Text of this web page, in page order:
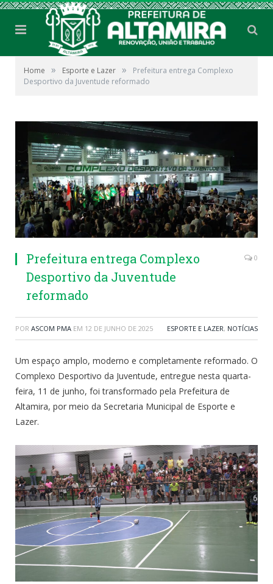
Home » Esporte e Lazer »
Prefeitura entrega Complexo
Desportivo da Juventude reformado
Prefeitura entrega Complexo
Desportivo da Juventude
reformado
0
POR ASCOM PMA EM 12 DE JUNHO DE 2025 ESPORTE E LAZER, NOTÍCIAS
Um espaço amplo, moderno e completamente reformado. O
Complexo Desportivo da Juventude, entregue nesta quarta-
feira, 11 de junho, foi transformado pela Prefeitura de
Altamira, por meio da Secretaria Municipal de Esporte e
Lazer.